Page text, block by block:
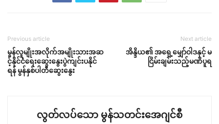
Previous article
မွန်လူမျိုးအလိုက်အမျိုးသားအဆ
င့်နိုင်ငံရေးဆွေးနွေးပွဲကျင်းပနိုင်
ရန် မွန်နှစ်ပါတီဆွေးနွေး
Next article
အိန္ဒိယ၏ အရှေ့မျှော်ဝါဒနှင့် မ
ငြိမ်းချမ်းသည့်မဏိပူရ
လွတ်လပ်သော မွန်သတင်းအေဂျင်စီ